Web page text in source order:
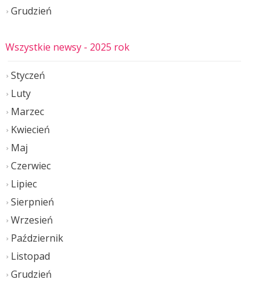
Grudzień
Wszystkie newsy - 2025 rok
Styczeń
Luty
Marzec
Kwiecień
Maj
Czerwiec
Lipiec
Sierpnień
Wrzesień
Październik
Listopad
Grudzień